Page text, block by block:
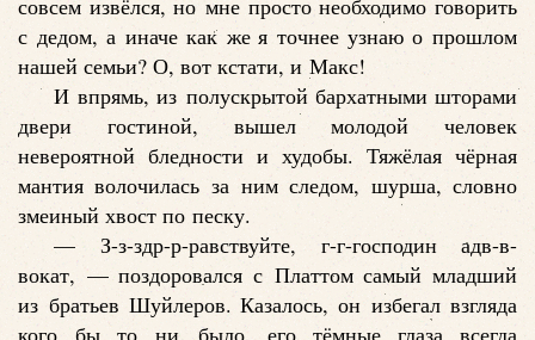
совсем извёлся, но мне просто необходимо говорить
с дедом, а иначе как же я точнее узнаю о прошлом
нашей семьи? О, вот кстати, и Макс!
И впрямь, из полускрытой бархатными шторами
двери гостиной, вышел молодой человек
невероятной бледности и худобы. Тяжёлая чёрная
мантия волочилась за ним следом, шурша, словно
змеиный хвост по песку.
— З-з-здр-р-равствуйте, г-г-господин адв-в-
вокат, — поздоровался с Платтом самый младший
из братьев Шуйлеров. Казалось, он избегал взгляда
кого бы то ни было, его тёмные глаза всегда